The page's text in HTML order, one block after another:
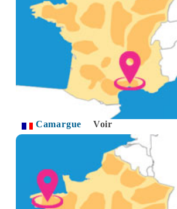
Camargue Voir